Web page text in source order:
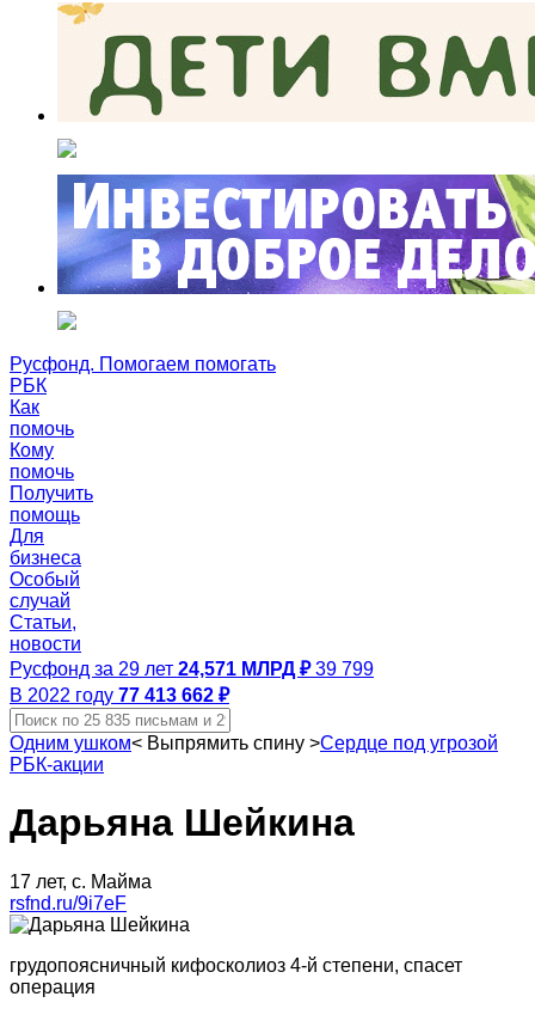
Русфонд. Помогаем помогать
РБК
Как
помочь
Кому
помочь
Получить
помощь
Для
бизнеса
Особый
случай
Статьи,
новости
Русфонд за 29 лет 24,571 МЛРД ₽ 39 799
В 2022 году 77 413 662 ₽
Одним ушком< Выпрямить спину >Сердце под угрозой
РБК-акции
Дарьяна Шейкина
17 лет, с. Майма
rsfnd.ru/9i7eF
грудопоясничный кифосколиоз 4-й степени, спасет
операция